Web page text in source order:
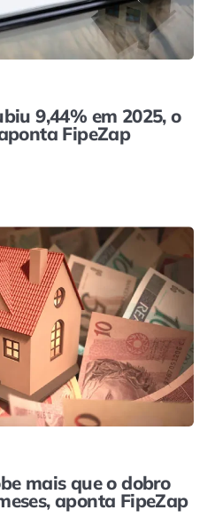
9,44% em 2025, o
FipeZap
mais que o dobro
aponta FipeZap